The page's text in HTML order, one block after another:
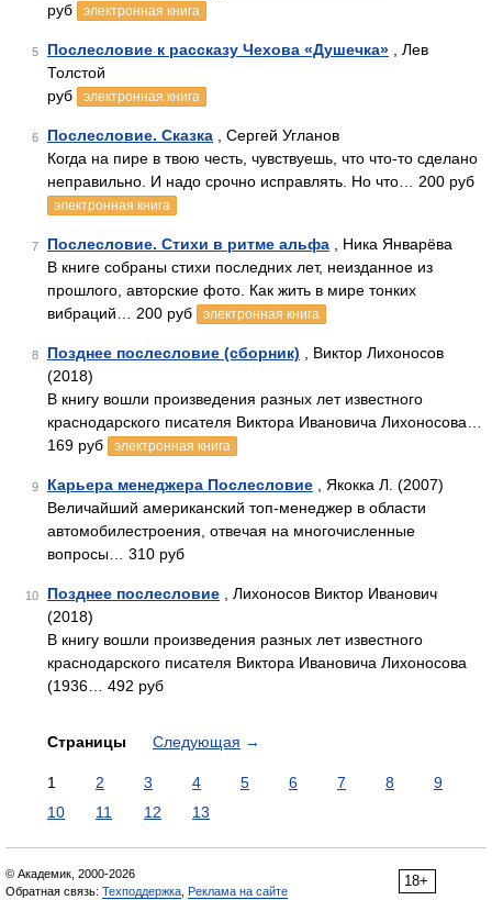
руб
электронная книга
5 Послесловие к рассказу Чехова «Душечка» , Лев
Толстой
руб
электронная книга
6 Послесловие. Сказка , Сергей Угланов
Когда на пире в твою честь, чувствуешь, что что-то сделано
неправильно. И надо срочно исправлять. Но что… 200 руб
электронная книга
7 Послесловие. Стихи в ритме альфа , Ника Январёва
В книге собраны стихи последних лет, неизданное из
прошлого, авторские фото. Как жить в мире тонких
вибраций… 200 руб
электронная книга
8 Позднее послесловие (сборник) , Виктор Лихоносов
(2018)
В книгу вошли произведения разных лет известного
краснодарского писателя Виктора Ивановича Лихоносова…
169 руб
электронная книга
9 Карьера менеджера Послесловие , Якокка Л. (2007)
Величайший американский топ-менеджер в области
автомобилестроения, отвечая на многочисленные
вопросы… 310 руб
10 Позднее послесловие , Лихоносов Виктор Иванович
(2018)
В книгу вошли произведения разных лет известного
краснодарского писателя Виктора Ивановича Лихоносова
(1936… 492 руб
Страницы Следующая →
1 2 3 4 5 6 7 8
9
10
11 12 13
18+
© Академик, 2000-2026
Обратная связь: Техподдержка Реклама на сайте